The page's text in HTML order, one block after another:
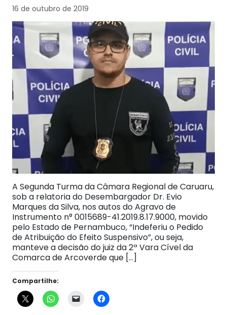
16 de outubro de 2019
A Segunda Turma da Câmara Regional de Caruaru,
sob a relatoria do Desembargador Dr. Evio
Marques da Silva, nos autos do Agravo de
Instrumento n° 0015689-41.2019.8.17.9000, movido
pelo Estado de Pernambuco, “Indeferiu o Pedido
de Atribuição do Efeito Suspensivo”, ou seja,
manteve a decisão do juiz da 2ª Vara Cível da
Comarca de Arcoverde que […]
Compartilhe: